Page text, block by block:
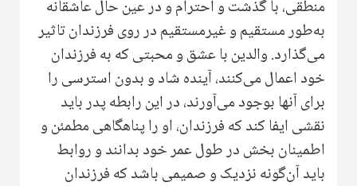
منطقی، با گذشت و احترام و در عین حال عاشقانه
به‌طور مستقیم و غیر‌مستقیم در روی فرزندان تاثیر
می‌گذارد. والدین با عشق و محبتی که به فرزندان
خود اعمال می‌کنند، آینده شاد و بدون استرسی را
برای آنها بوجود می‌آورند، د‌ر این رابطه پدر باید
نقشی ایفا کند که فرزندان، او را پناهگاهی مطمئن و
اطمینان بخش در طول عمر خود بدانند و روابط
باید آن‌گونه نزدیک و صمیمی باشد که فرزندان